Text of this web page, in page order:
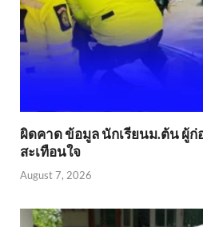
ผิดคาด ข้อมูล นักเรียนม.ต้น ผู้ก่
สะเทือนใจ
August 7, 2026